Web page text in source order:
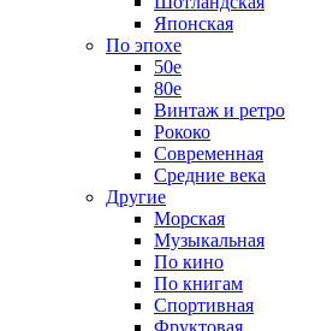
Японская
По эпохе
50е
80е
Винтаж и ретро
Рококо
Современная
Средние века
Другие
Морская
Музыкальная
По кино
По книгам
Спортивная
Фруктовая